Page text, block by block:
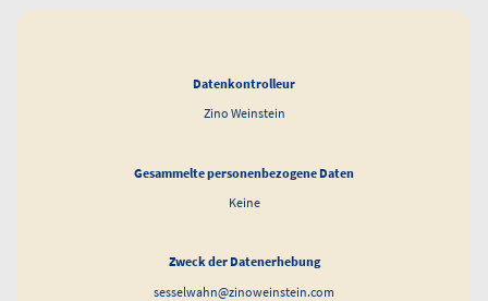
Datenkontrolleur
Zino Weinstein
Gesammelte personenbezogene Daten
Keine
Zweck der Datenerhebung
sesselwahn@zinoweinstein.com